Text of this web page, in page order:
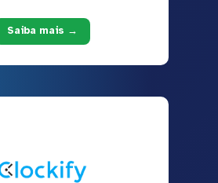
Saiba mais →